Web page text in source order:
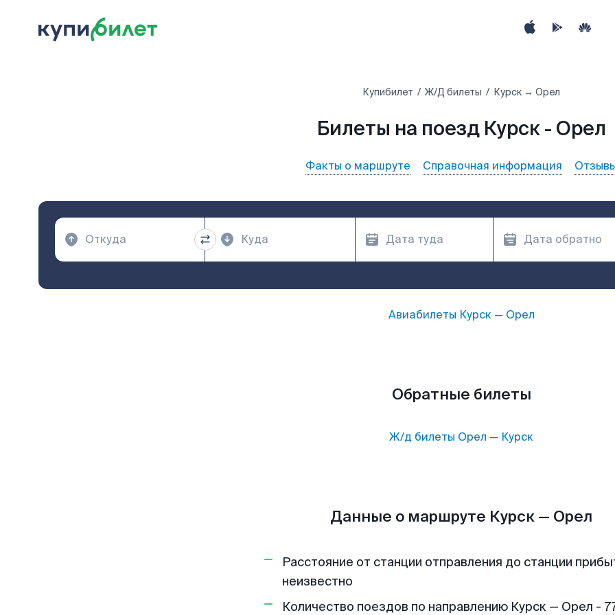
Купибилет Ж/Д билеты Курск → Орел
Билеты на поезд Курск - Орел
Факты о маршруте Справочная информация
Авиабилеты Курск— Орел
Обратные билеты
Ж/д билеты Орел — Курск
Данные о маршруте Курск — Орел
Расстояние от станции отправления до станции
неизвестно
Количество поездов по направлению Курск — Орел -